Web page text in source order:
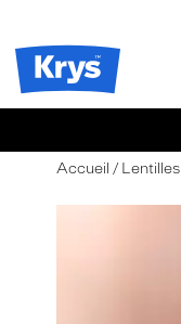
Opticien
Krys
Accueil Lentilles